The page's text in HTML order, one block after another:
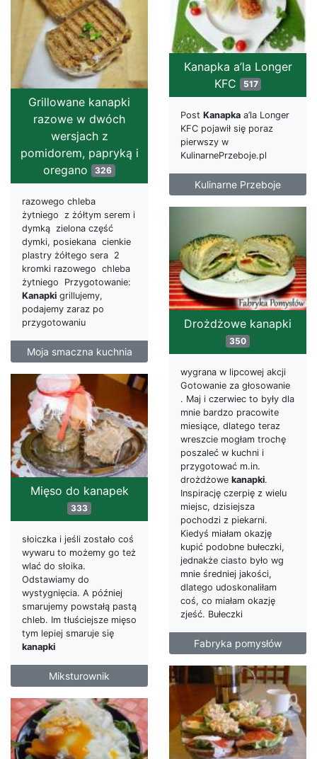
Grillowane kanapki
razowe w dwóch
wersjach z
pomidorem, papryką i
oregano 326
razowego chleba
żytniego z żółtym serem i
dymką zielona część
dymki, posiekana cienkie
plastry żółtego sera 2
kromki razowego chleba
żytniego Przygotowanie:
Kanapki grillujemy,
podajemy zaraz po
przygotowaniu
Moja smaczna kuchnia
Kanapka a’la Longer
KFC
517
Post Kanapka a’la Longer
KFC pojawił się poraz
pierwszy w
KulinarnePrzeboje.pl
Kulinarne Przeboje
Drożdżowe kanapki
350
wygrana w lipcowej akcji
Gotowanie za głosowanie
. Maj i czerwiec to były dla
mnie bardzo pracowite
miesiące, dlatego teraz
wreszcie mogłam trochę
poszaleć w kuchni i
przygotować m.in.
drożdżowe kanapki.
Inspirację czerpię z wielu
miejsc, dzisiejsza
pochodzi z piekarni.
Kiedyś miałam okazję
kupić podobne bułeczki,
jednakże ciasto było wg
mnie średniej jakości,
dlatego udoskonaliłam
coś, co miałam okazję
zjeść. Bułeczki
Fabryka pomysłów
Mięso do kanapek
333
słoiczka i jeśli zostało coś
wywaru to możemy go też
wlać do słoika.
Odstawiamy do
wystygnięcia. A później
smarujemy powstałą pastą
chleb. Im tłuściejsze mięso
tym lepiej smaruje się
kanapki
Miksturownik